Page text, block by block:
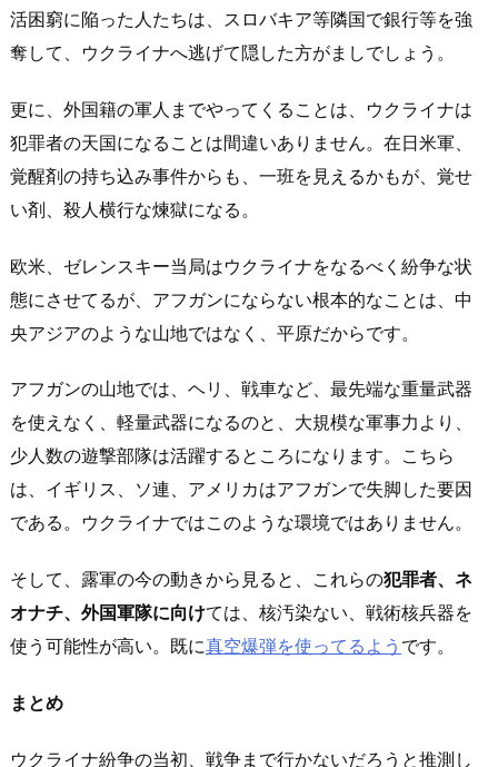
活困窮に陥った人たちは、スロバキア等隣国で銀行等を強
奪して、ウクライナへ逃げて隠した方がましでしょう。
更に、外国籍の軍人までやってくることは、ウクライナは
犯罪者の天国になることは間違いありません。在日米軍、
覚醒剤の持ち込み事件からも、一班を見えるかもが、覚せ
い剤、殺人横行な煉獄になる。
欧米、ゼレンスキー当局はウクライナをなるべく紛争な状
態にさせてるが、アフガンにならない根本的なことは、中
央アジアのような山地ではなく、平原だからです。
アフガンの山地では、ヘリ、戦車など、最先端な重量武器
を使えなく、軽量武器になるのと、大規模な軍事力より、
少人数の遊撃部隊は活躍するところになります。こちら
は、イギリス、ソ連、アメリカはアフガンで失脚した要因
である。ウクライナではこのような環境ではありません。
そして、露軍の今の動きから見ると、これらの犯罪者、ネ
オナチ、外国軍隊に向けては、核汚染ない、戦術核兵器を
使う可能性が高い。既に真空爆弾を使ってるよう です。
まとめ
ウクライナ紛争の当初、戦争まで行かないだろうと推測し